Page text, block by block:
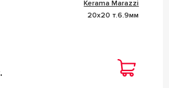
Kerama Marazzi
20x20 т.6.9мм